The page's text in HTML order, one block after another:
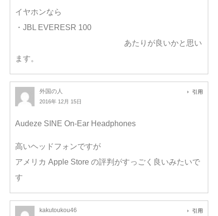
イヤホンなら
・JBL EVERESR 100
あたりが良いかと思い
ます。
外国の人
2016年 12月 15日
引用
Audeze SINE On-Ear Headphones
高いヘッドフォンですが
アメリカ Apple Store の評判がすっごく良いみたいで
す
kakutoukou46 引用